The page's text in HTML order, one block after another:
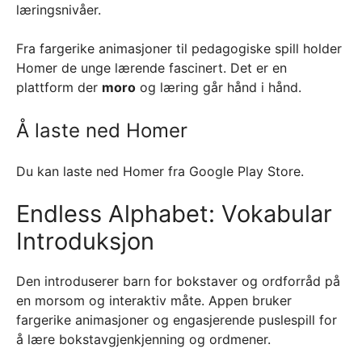
læringsnivåer.
Fra fargerike animasjoner til pedagogiske spill holder
Homer de unge lærende fascinert. Det er en
plattform der moro og læring går hånd i hånd.
Å laste ned Homer
Du kan laste ned Homer fra Google Play Store.
Endless Alphabet: Vokabular
Introduksjon
Den introduserer barn for bokstaver og ordforråd på
en morsom og interaktiv måte. Appen bruker
fargerike animasjoner og engasjerende puslespill for
å lære bokstavgjenkjenning og ordmener.